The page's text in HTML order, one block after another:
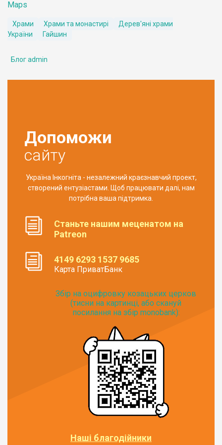
Maps
Храми Храми та монастирі
Дерев'яні храми
України
Гайшин
Блог admin
Допоможи
сайту
Україна Інкогніта - незалежний краєзнавчий проект,
створений ентузіастами. Щоб працювати далі, нам
потрібна ваша підтримка.
Станьте нашим меценатом на
Patreon
4149 6293 1537 9685
Карта ПриватБанк
Збір на оцифровку козацьких церков
(тисни на картинці, або скануй
посилання на збір monobank):
Наші благодійники